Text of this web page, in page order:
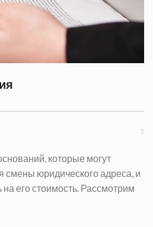
которые могут
смены юридического адреса, и
его стоимость. Рассмотрим